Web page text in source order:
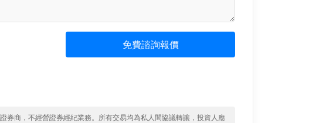
免費諮詢報價
券商，不經營證券經紀業務。所有交易均為私人間協議轉讓，投資人應